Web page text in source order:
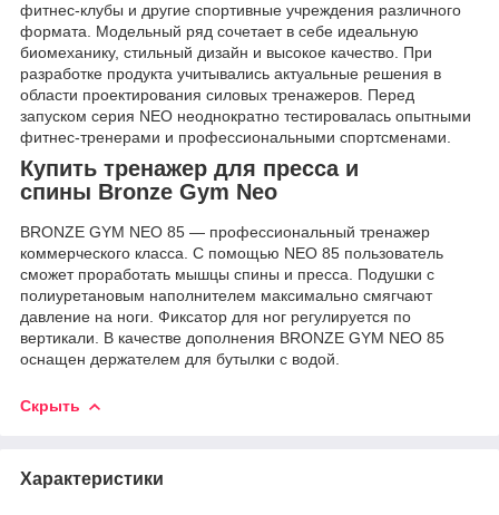
фитнес-клубы и другие спортивные учреждения различного
формата. Модельный ряд сочетает в себе идеальную
биомеханику, стильный дизайн и высокое качество. При
разработке продукта учитывались актуальные решения в
области проектирования силовых тренажеров. Перед
запуском серия NEO неоднократно тестировалась опытными
фитнес-тренерами и профессиональными спортсменами.
Купить тренажер для пресса и
спины Bronze Gym Neo
BRONZE GYM NEO 85 — профессиональный тренажер
коммерческого класса. С помощью NEO 85 пользователь
сможет проработать мышцы спины и пресса. Подушки с
полиуретановым наполнителем максимально смягчают
давление на ноги. Фиксатор для ног регулируется по
вертикали. В качестве дополнения BRONZE GYM NEO 85
оснащен держателем для бутылки с водой.
Скрыть
Характеристики